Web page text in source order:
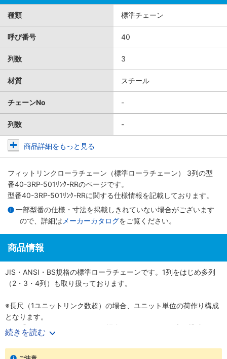
種類 標準チェーン
呼び番号 40
列数 3
材質 スチール
チェーンNo -
列数 -
商品詳細をもっと見る
フィットリンクローラチェーン（標準ローラチェーン） 3列の型
番40-3RP-501ﾘﾝｸ-RRのページです。
型番40-3RP-501ﾘﾝｸ-RRに関する仕様情報を記載しております。
一部型番の仕様・寸法を掲載しきれていない場合がございます
ので、詳細は メーカーカタログをご覧ください。
商品情報
JIS・ANSI・BS規格の標準ローラチェーンです。1列をはじめ多列
（2・3・4列）も取り扱っております。
※長尺（1ユニットリンク数超）の場合、ユニット単位の荷作り構成
となります。
例）『60-1RP-1600リンク』の場合、160リンク×10本の構成とな
ります。
続きを読む